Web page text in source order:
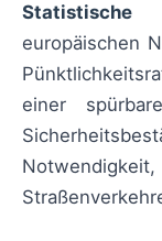
Statistische
europäischen
einer